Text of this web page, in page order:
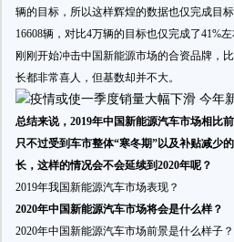
辆的目标，所以这样辉煌的数据也仅完成目
16608辆，对比4万辆的目标也仅完成了41%
刚刚开始冲击中国新能源市场的合资品牌，
长都非常喜人，但基数却并不大。
总结来说，2019年中国新能源汽车市场相比
只不过受到车市整体“寒冬期”以及补贴减少
长，这样的情况会不会延续到2020年呢？
2019年我国新能源汽车市场表现？
2020年中国新能源汽车市场将会是什么样？
2020年中国新能源汽车市场前景是什么样子